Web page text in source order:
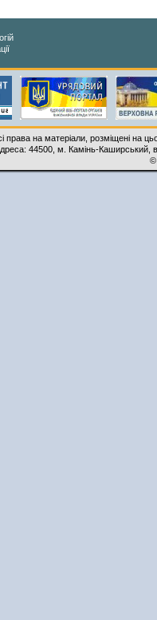
права на матеріали, розміщені на
44500, м. Камінь-Каширський,
©